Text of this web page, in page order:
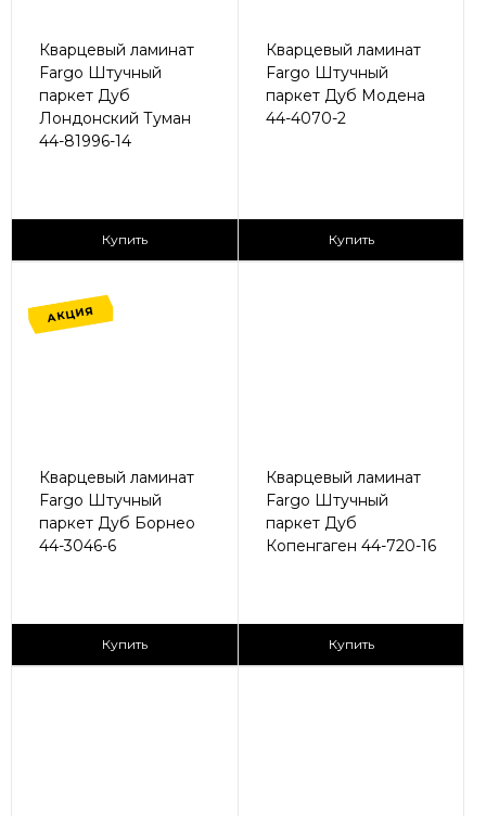
Кварцевый ламинат
Fargo Штучный
паркет Дуб
Лондонский Туман
44-81996-14
2
Купить
Кварцевый ламинат
Fargo Штучный
паркет Дуб Модена
44-4070-2
2
Купить
АКЦИЯ
Кварцевый ламинат
Fargo Штучный
паркет Дуб Борнео
44-3046-6
2
Купить
Кварцевый ламинат
Fargo Штучный
паркет Дуб
Копенгаген 44-720-16
2
Купить